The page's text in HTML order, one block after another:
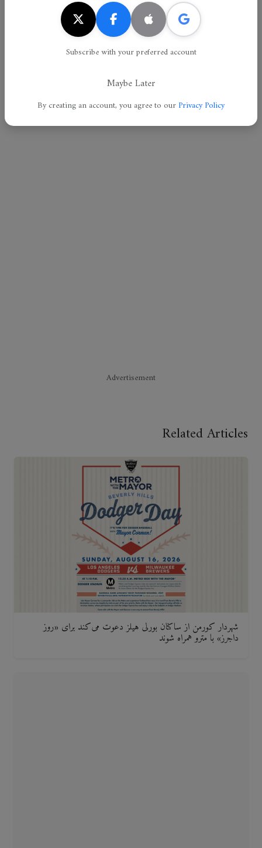
Advertisement
Related Articles
شهردار کورمن از ساکنان بورلی هیلز دعوت می‌کند برای «روز
داجرز» با مترو همراه شوند
Subscribe with your preferred account
Maybe Later
By creating an account, you agree to our Privacy Policy